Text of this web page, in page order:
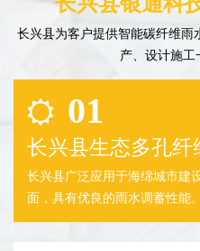
长兴县为客户提供智能碳纤维雨
产、设计施工
01
长兴县生态多孔纤
长兴县广泛应用于海绵城市建
面，具有优良的雨水调蓄性能。